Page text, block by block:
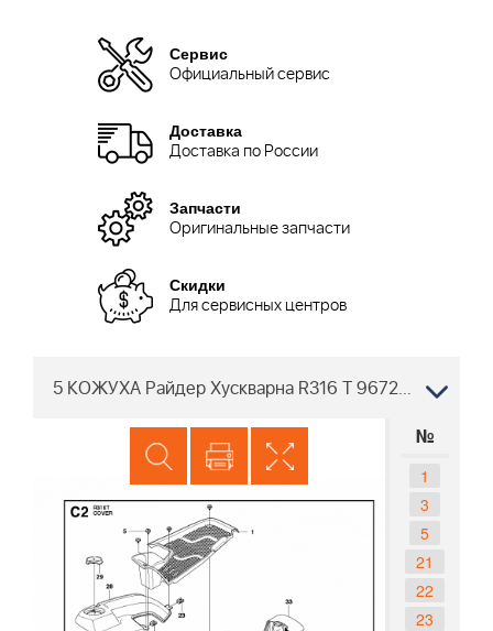
Сервис
Официальный сервис
Доставка
Доставка по России
Запчасти
Оригинальные запчасти
Скидки
Для сервисных центров
5 КОЖУХА Райдер Хускварна R316 T 967291601, 2015
№
1
3
5
21
22
23